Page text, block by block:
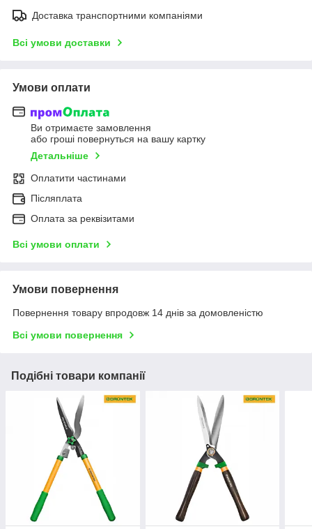
Доставка транспортними компаніями
Всі умови доставки
Умови оплати
Ви отримаєте замовлення
або гроші повернуться на вашу картку
Детальніше
Оплатити частинами
Післяплата
Оплата за реквізитами
Всі умови оплати
Умови повернення
Повернення товару впродовж 14 днів за домовленістю
Всі умови повернення
Подібні товари компанії